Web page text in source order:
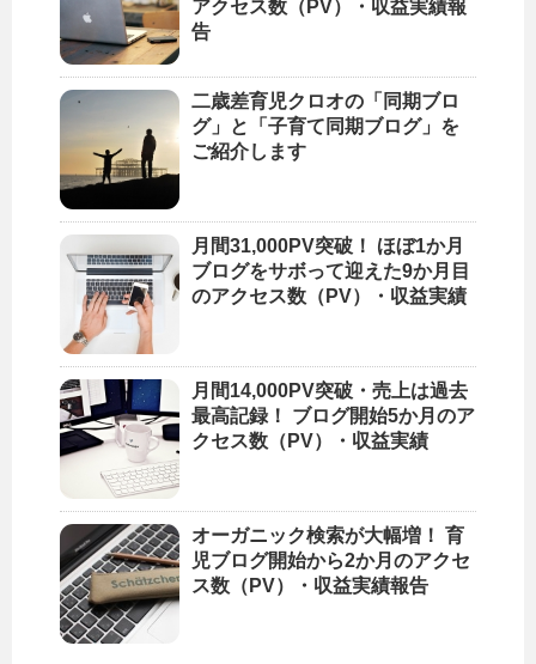
アクセス数（PV）・収益実績報
告
二歳差育児クロオの「同期ブロ
グ」と「子育て同期ブログ」を
ご紹介します
月間31,000PV突破！ ほぼ1か月
ブログをサボって迎えた9か月目
のアクセス数（PV）・収益実績
月間14,000PV突破・売上は過去
最高記録！ ブログ開始5か月のア
クセス数（PV）・収益実績
オーガニック検索が大幅増！ 育
児ブログ開始から2か月のアクセ
ス数（PV）・収益実績報告